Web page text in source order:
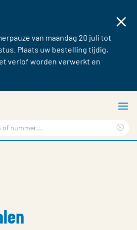
van maandag 20 juli tot
Plaats uw bestelling tijdig,
verlof worden verwerkt en